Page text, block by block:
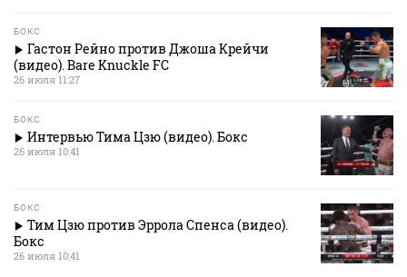
БОКС
Гастон Рейно против Джоша Крейчи
(видео). Bare Knuckle FC
26 июля 11:27
БОКС
Интервью Тима Цзю (видео). Бокс
26 июля 10:41
БОКС
Тим Цзю против Эррола Спенса (видео).
Бокс
26 июля 10:41